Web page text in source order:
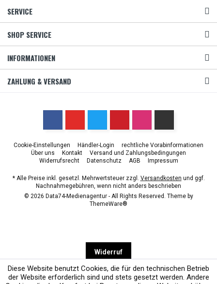
SERVICE
SHOP SERVICE
INFORMATIONEN
ZAHLUNG & VERSAND
Cookie-Einstellungen Händler-Login
rechtliche Vorabinformationen
Über uns
Kontakt
Versand und Zahlungsbedingungen
Widerrufsrecht
Datenschutz AGB Impressum
* Alle Preise inkl. gesetzl. Mehrwertsteuer zzgl. Versandkosten und ggf.
Nachnahmegebühren, wenn nicht anders beschrieben
© 2026 Data74-Medienagentur - All Rights Reserved. Theme by
ThemeWare®
Widerruf
Diese Website benutzt Cookies, die für den technischen Betrieb
der Website erforderlich sind und stets gesetzt werden. Andere